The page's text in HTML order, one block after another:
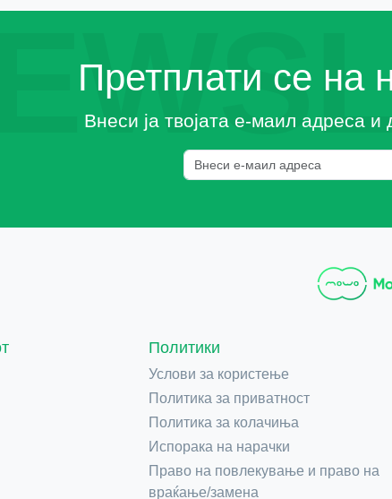
Претплати се на
Внеси ја твојата е-маил адреса
Политики
Услови за користење
Политика за приватност
Политика за колачиња
Испорака на нарачки
Право на повлекување и право на
враќање/замена